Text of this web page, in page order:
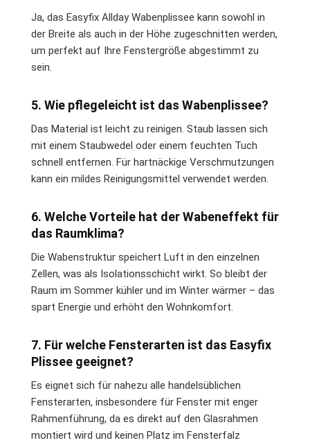
Ja, das Easyfix Allday Wabenplissee kann sowohl in
der Breite als auch in der Höhe zugeschnitten werden,
um perfekt auf Ihre Fenstergröße abgestimmt zu
sein.
5. Wie pflegeleicht ist das Wabenplissee?
Das Material ist leicht zu reinigen. Staub lassen sich
mit einem Staubwedel oder einem feuchten Tuch
schnell entfernen. Für hartnäckige Verschmutzungen
kann ein mildes Reinigungsmittel verwendet werden.
6. Welche Vorteile hat der Wabeneffekt für
das Raumklima?
Die Wabenstruktur speichert Luft in den einzelnen
Zellen, was als Isolationsschicht wirkt. So bleibt der
Raum im Sommer kühler und im Winter wärmer – das
spart Energie und erhöht den Wohnkomfort.
7. Für welche Fensterarten ist das Easyfix
Plissee geeignet?
Es eignet sich für nahezu alle handelsüblichen
Fensterarten, insbesondere für Fenster mit enger
Rahmenführung, da es direkt auf den Glasrahmen
montiert wird und keinen Platz im Fensterfalz